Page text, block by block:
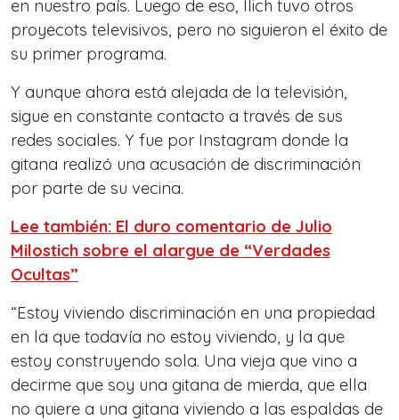
en nuestro país. Luego de eso, Ilich tuvo otros
proyecots televisivos, pero no siguieron el éxito de
su primer programa.
Y aunque ahora está alejada de la televisión,
sigue en constante contacto a través de sus
redes sociales. Y fue por Instagram donde la
gitana realizó una acusación de discriminación
por parte de su vecina.
Lee también: El duro comentario de Julio
Milostich sobre el alargue de “Verdades
Ocultas”
“Estoy viviendo discriminación en una propiedad
en la que todavía no estoy viviendo, y la que
estoy construyendo sola. Una vieja que vino a
decirme que soy una gitana de mierda, que ella
no quiere a una gitana viviendo a las espaldas de